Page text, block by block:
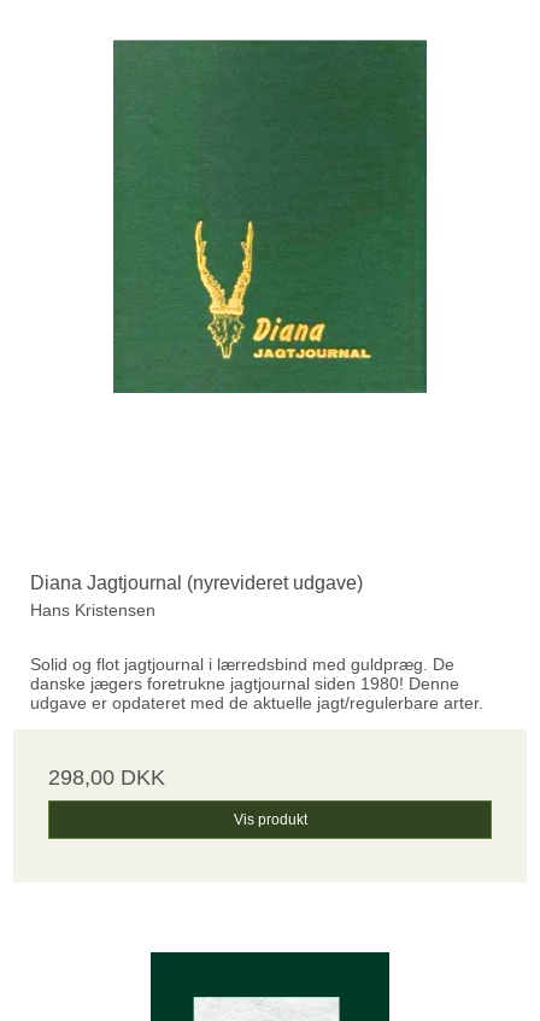
Diana Jagtjournal (nyrevideret udgave)
Hans Kristensen
Solid og flot jagtjournal i lærredsbind med guldpræg. De
danske jægers foretrukne jagtjournal siden 1980! Denne
udgave er opdateret med de aktuelle jagt/regulerbare arter.
298,00 DKK
Vis produkt